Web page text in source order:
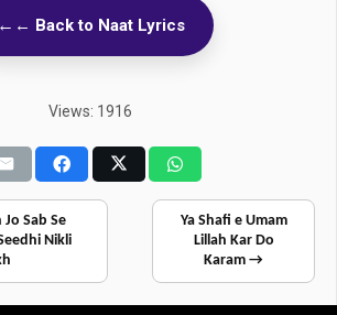
← Back to Naat Lyrics
Views: 1916
Sab Se
Nikli
Ya Shafi e Umam
Lillah Kar Do
Karam →